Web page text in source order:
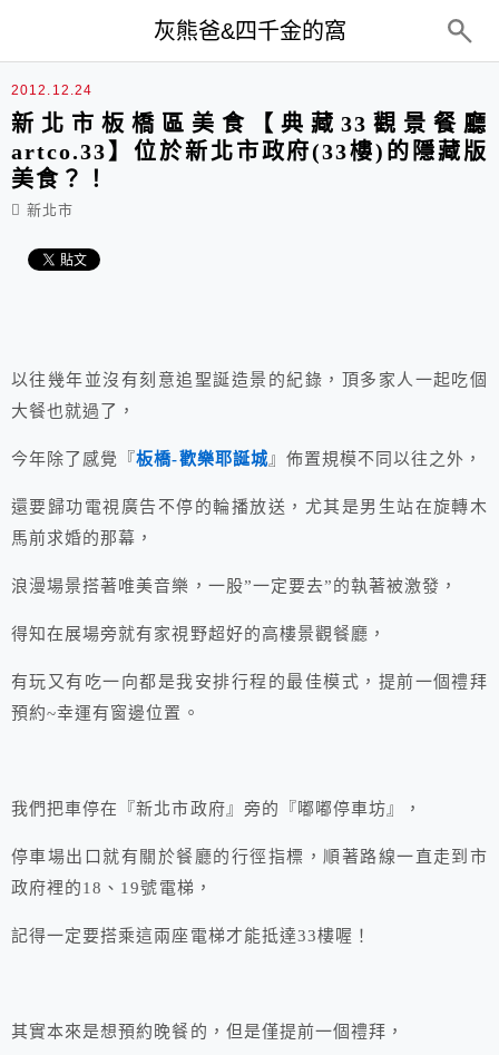
灰熊爸&四千金的窩
2012.12.24
新北市板橋區美食【典藏33觀景餐廳
artco.33】位於新北市政府(33樓)的隱藏版
美食？！
新北市
以往幾年並沒有刻意追聖誕造景的紀錄，頂多家人一起吃個
大餐也就過了，
今年除了感覺『板橋-歡樂耶誕城』佈置規模不同以往之外，
還要歸功電視廣告不停的輪播放送，尤其是男生站在旋轉木
馬前求婚的那幕，
浪漫場景搭著唯美音樂，一股”一定要去”的執著被激發，
得知在展場旁就有家視野超好的高樓景觀餐廳，
有玩又有吃一向都是我安排行程的最佳模式，提前一個禮拜
預約~幸運有窗邊位置。
我們把車停在『新北市政府』旁的『嘟嘟停車坊』，
停車場出口就有關於餐廳的行徑指標，順著路線一直走到市
政府裡的18、19號電梯，
記得一定要搭乘這兩座電梯才能抵達33樓喔！
其實本來是想預約晚餐的，但是僅提前一個禮拜，